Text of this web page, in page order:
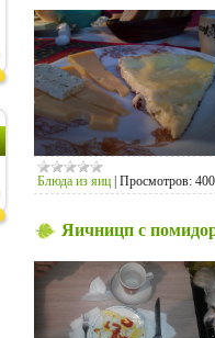
Блюда из яиц | Просмотров: 400
Яичницп с